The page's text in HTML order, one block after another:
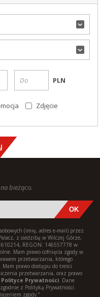
PLN
Zdjęcie
bieżąco.
(imię, adres e-mail) przez
z siedzibą w Wilczej Górze,
REGON: 146557778 w
Mam prawo cofnięcia zgody w
przetwarzania, którego
prawo dostępu do treści
przetwarzania, oraz prawo
Polityce Prywatności. Dane
z Polityką Prywatności.
zgody.”